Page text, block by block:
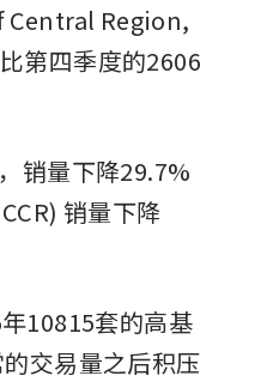
Central Region,
第四季度的2606
销量下降29.7%
销量下降
10815套的高基
交易量之后积压